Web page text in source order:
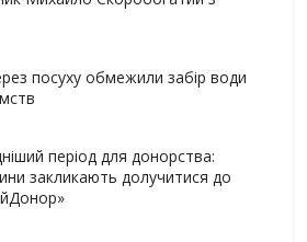
посуху обмежили забір води
період для донорства:
закликають долучитися до